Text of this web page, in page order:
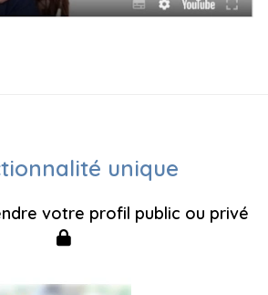
unique
votre profil public ou privé